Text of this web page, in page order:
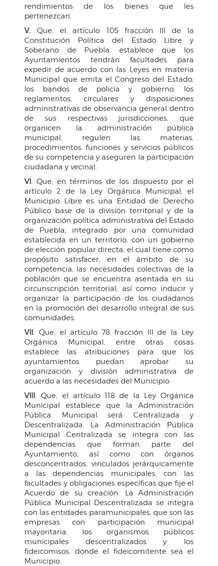
rendimientos de los bienes que les
pertenezcan.
V. Que, el artículo 105 fracción III de la
Constitución Política del Estado Libre y
Soberano de Puebla, establece que los
Ayuntamientos tendrán facultades para
expedir de acuerdo con las Leyes en materia
Municipal que emita el Congreso del Estado,
los bandos de policía y gobierno, los
reglamentos, circulares y disposiciones
administrativas de observancia general dentro
de sus respectivas jurisdicciones, que
organicen la administración pública
municipal, regulen las materias,
procedimientos, funciones y servicios públicos
de su competencia y aseguren la participación
ciudadana y vecinal.
VI . Que, en términos de los dispuesto por el
artículo 2 de la Ley Orgánica Municipal, el
Municipio Libre es una Entidad de Derecho
Público base de la división territorial y de la
organización política administrativa del Estado
de Puebla, integrado por una comunidad
establecida en un territorio, con un gobierno
de elección popular directa, el cual tiene como
propósito satisfacer, en el ámbito de su
competencia, las necesidades colectivas de la
población que se encuentra asentada en su
circunscripción territorial; así como inducir y
organizar la participación de los ciudadanos
en la promoción del desarrollo integral de sus
comunidades.
VII. Que, el artículo 78 fracción III de la Ley
Orgánica Municipal, entre otras cosas
establece las atribuciones para que los
ayuntamientos puedan aprobar su
organización y división administrativa de
acuerdo a las necesidades del Municipio.
VIII . Que, el artículo 118 de la Ley Orgánica
Municipal establece que la Administración
Pública Municipal será Centralizada y
Descentralizada. La Administración Pública
Municipal Centralizada se integra con las
dependencias que forman parte del
Ayuntamiento, así como con órganos
desconcentrados, vinculados jerárquicamente
a las dependencias municipales, con las
facultades y obligaciones específicas que fije el
Acuerdo de su creación. La Administración
Pública Municipal Descentralizada se integra
con las entidades paramunicipales, que son las
empresas con participación municipal
mayoritaria, los organismos públicos
municipales descentralizados y los
fideicomisos, donde el fideicomitente sea el
Municipio.